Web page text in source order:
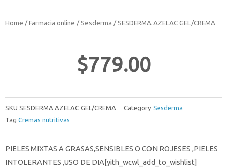
Home /Farmacia online /Sesderma / SESDERMA AZELAC GEL/CREMA
$779.00
SKU SESDERMA AZELAC GEL/CREMA Category Sesderma
Tag Cremas nutritivas
PIELES MIXTAS A GRASAS,SENSIBLES O CON ROJESES ,PIELES
INTOLERANTES ,USO DE DIA[yith_wcwl_add_to_wishlist]